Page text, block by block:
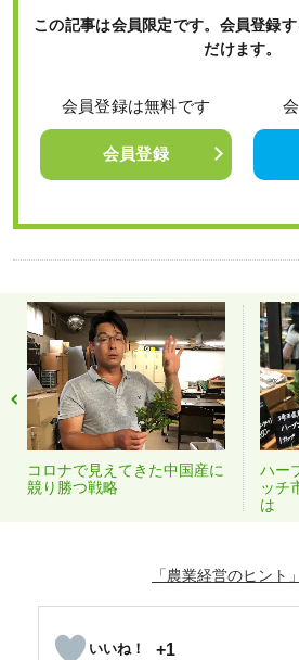
この記事は会員限定です。会員登録
だけます。
会員登録は無料です
会員登録
コロナで見えてきた中国産に
競り勝つ戦略
ハー
ッチ
は
「農業経営のヒント」
+1